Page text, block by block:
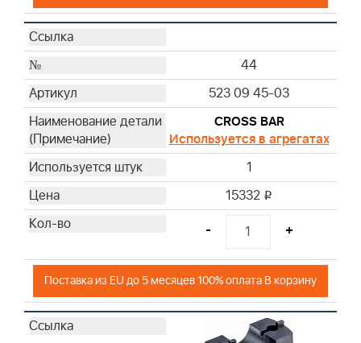
44
523 09 45-03
CROSS BAR
Используется в агрегатах
1
15332 i
- +
Поставка из EU до 5 месяцев 100% оплата В корзину